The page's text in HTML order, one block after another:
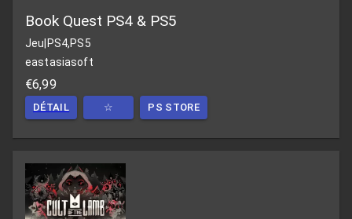
Book Quest PS4 & PS5
Jeu|PS4,PS5
eastasiasoft
€6,99
DÉTAIL ☆ PS STORE